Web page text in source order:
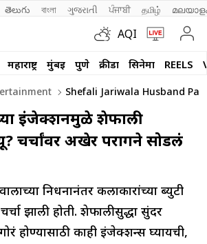
తెలుగు বাংলা ગુજરાતી ਪੰਜਾਬੀ தமிழ்
AQI
महाराष्ट्र मुंबई पुणे क्रीडा सिनेमा REELS
Shefali Jariwala Husband
इंजेक्शनमुळे शेफाली
चर्चांवर अखेर परागने सोडलं
निधनानंतर कलाकारांच्या ब्युटी
झाली होती. शेफालीसुद्धा सुंदर
होण्यासाठी काही इंजेक्शन्स घ्यायची,